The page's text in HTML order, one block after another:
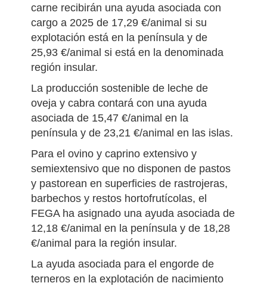
carne recibirán una ayuda asociada con
cargo a 2025 de 17,29 €/animal si su
explotación está en la península y de
25,93 €/animal si está en la denominada
región insular.
La producción sostenible de leche de
oveja y cabra contará con una ayuda
asociada de 15,47 €/animal en la
península y de 23,21 €/animal en las islas.
Para el ovino y caprino extensivo y
semiextensivo que no disponen de pastos
y pastorean en superficies de rastrojeras,
barbechos y restos hortofrutícolas, el
FEGA ha asignado una ayuda asociada de
12,18 €/animal en la península y de 18,28
€/animal para la región insular.
La ayuda asociada para el engorde de
terneros en la explotación de nacimiento